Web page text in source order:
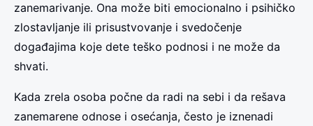
zanemarivanje. Ona može biti emocionalno i psihičko
zlostavljanje ili prisustvovanje i svedočenje
događajima koje dete teško podnosi i ne može da
shvati.
Kada zrela osoba počne da radi na sebi i da rešava
zanemarene odnose i osećanja, često je iznenadi